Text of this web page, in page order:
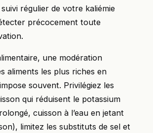
régulier de votre kaliémie
précocement toute
une modération
aliments les plus riches en
souvent. Privilégiez les
qui réduisent le potassium
cuisson à l’eau en jetant
limitez les substituts de sel et